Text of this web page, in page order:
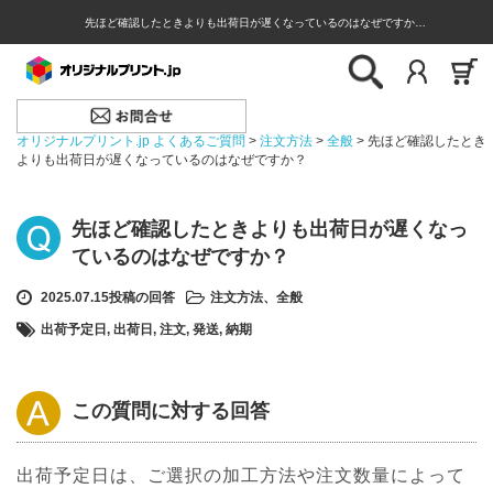
先ほど確認したときよりも出荷日が遅くなっているのはなぜですか…
オリジナルプリント.jp よくあるご質問 > 注文方法 > 全般 > 先ほど確認したとき
よりも出荷日が遅くなっているのはなぜですか？
先ほど確認したときよりも出荷日が遅くなっ
ているのはなぜですか？
2025.07.15投稿の回答 注文方法、 全般
出荷予定日 , 出荷日 , 注文, 発送, 納期
この質問に対する回答
出荷予定日は、ご選択の加工方法や注文数量によって